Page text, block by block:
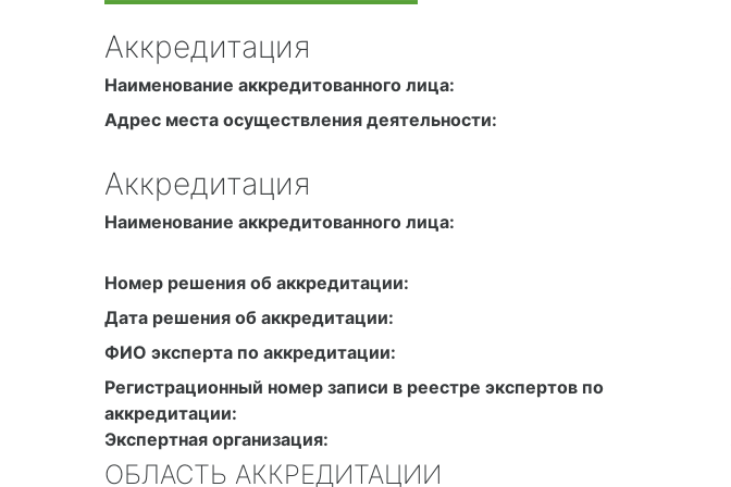
Аккредитация
Наименование аккредитованного лица:
Адрес места осуществления деятельности:
Аккредитация
Наименование аккредитованного лица:
Номер решения об аккредитации:
Дата решения об аккредитации:
ФИО эксперта по аккредитации:
Регистрационный номер записи в реестре экспертов по
аккредитации:
Экспертная организация:
ОБЛАСТЬ АККРЕДИТАЦИИ